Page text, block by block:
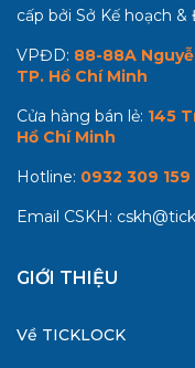
cấp bởi Sở Kế hoạch
VPĐD: 88-88A
TP. Hồ Chí Minh
Cửa hàng bán lẻ: 145
Hồ Chí Minh
Hotline: 0932 309 159
Email CSKH:
GIỚI THIỆU
Về TICKLOCK